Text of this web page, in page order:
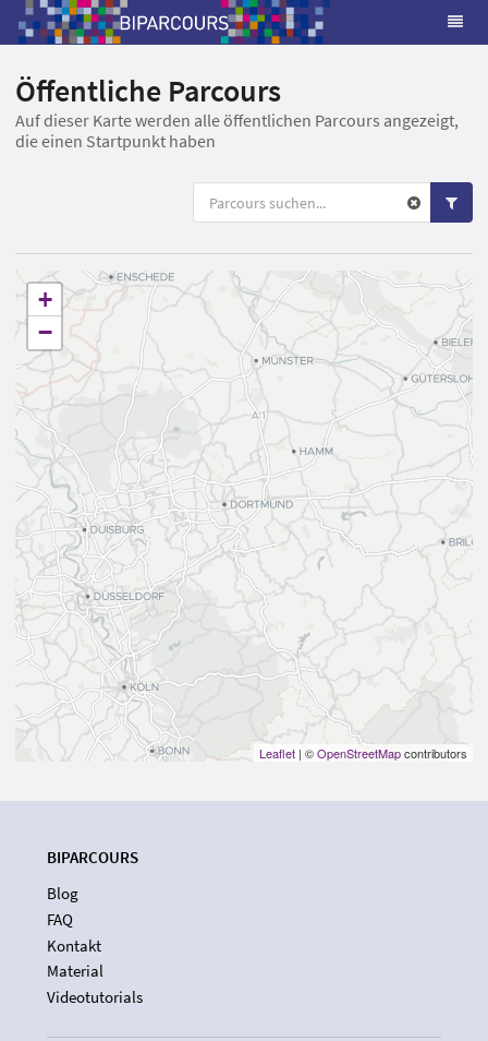
Öffentliche Parcours
Auf dieser Karte werden alle öffentlichen Parcours angezeigt,
die einen Startpunkt haben
+
−
Leaflet | ©OpenStreetMapcontributors
BIPARCOURS
Blog
FAQ
Kontakt
Material
Videotutorials